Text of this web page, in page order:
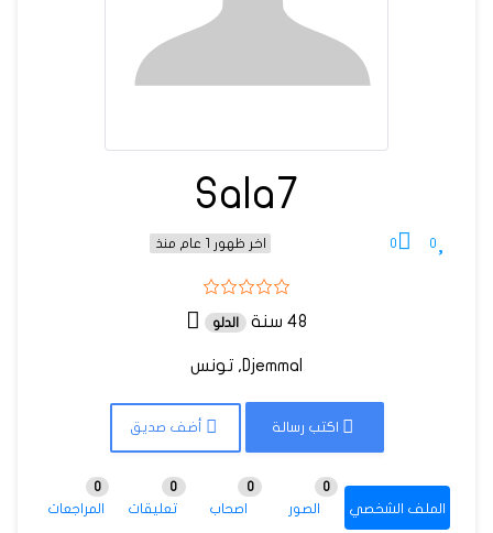
Sala7
0
0 اخر ظهور 1 عام منذ
48 سنة الدلو
Djemmal, تونس
اكتب رسالة أضف صديق
الملف الشخصي الصور
0
اصحاب
0
تعليقات
0
المراجعات
0